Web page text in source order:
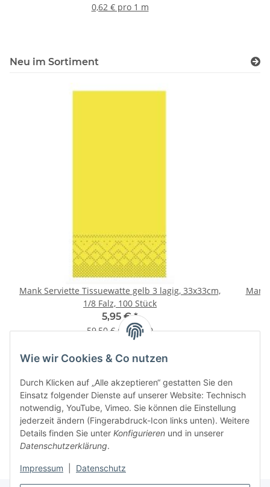
Wie wir Cookies & Co nutzen
Durch Klicken auf „Alle akzeptieren“ gestatten Sie den
Einsatz folgender Dienste auf unserer Website: Technisch
notwendig, YouTube, Vimeo. Sie können die Einstellung
jederzeit ändern (Fingerabdruck-Icon links unten). Weitere
Details finden Sie unter Konfigurieren und in unserer
Datenschutzerklärung.
Impressum Datenschutz
0,62 € pro 1 m
Neu im Sortiment
Mank Serviette Tissuewatte gelb 3 lagig, 33x33cm,
1/8 Falz, 100 Stück
5,95 €*
59,50 € pro 1000